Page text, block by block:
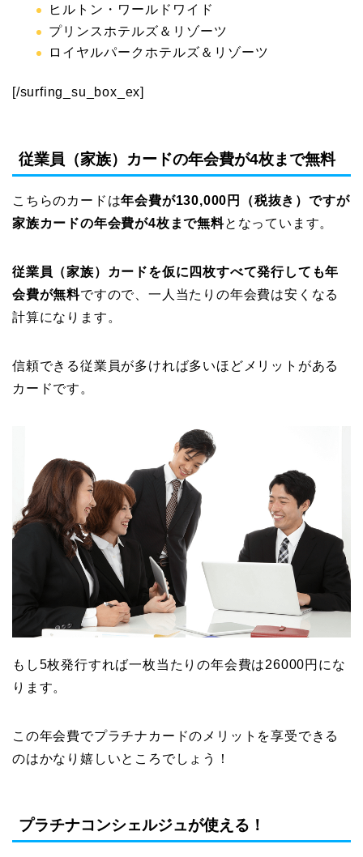
ヒルトン・ワールドワイド
プリンスホテルズ＆リゾーツ
ロイヤルパークホテルズ＆リゾーツ
[/surfing_su_box_ex]
従業員（家族）カードの年会費が4枚まで無料
こちらのカードは年会費が130,000円（税抜き）ですが
家族カードの年会費が4枚まで無料となっています。
従業員（家族）カードを仮に四枚すべて発行しても年
会費が無料ですので、一人当たりの年会費は安くなる
計算になります。
信頼できる従業員が多ければ多いほどメリットがある
カードです。
もし5枚発行すれば一枚当たりの年会費は26000円にな
ります。
この年会費でプラチナカードのメリットを享受できる
のはかなり嬉しいところでしょう！
プラチナコンシェルジュが使える！